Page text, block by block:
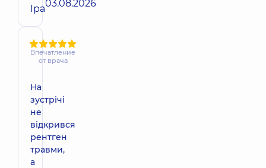
Іра03.08.2026
Впечатление
от врача
На
зустрічі
не
відкрився
рентген
травми,
а